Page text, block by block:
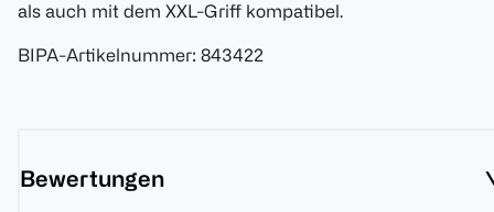
als auch mit dem XXL-Griff kompatibel.
BIPA-Artikelnummer: 843422
Bewertungen